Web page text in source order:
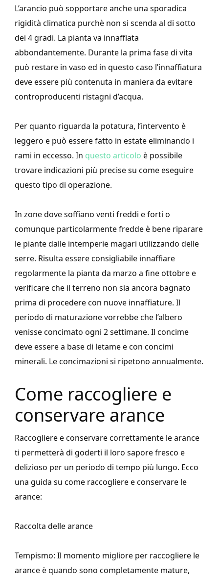
L’arancio può sopportare anche una sporadica
rigidità climatica purchè non si scenda al di sotto
dei 4 gradi. La pianta va innaffiata
abbondantemente. Durante la prima fase di vita
può restare in vaso ed in questo caso l’innaffiatura
deve essere più contenuta in maniera da evitare
controproducenti ristagni d’acqua.
Per quanto riguarda la potatura, l’intervento è
leggero e può essere fatto in estate eliminando i
rami in eccesso. In questo articolo è possibile
trovare indicazioni più precise su come eseguire
questo tipo di operazione.
In zone dove soffiano venti freddi e forti o
comunque particolarmente fredde è bene riparare
le piante dalle intemperie magari utilizzando delle
serre. Risulta essere consigliabile innaffiare
regolarmente la pianta da marzo a fine ottobre e
verificare che il terreno non sia ancora bagnato
prima di procedere con nuove innaffiature. Il
periodo di maturazione vorrebbe che l’albero
venisse concimato ogni 2 settimane. Il concime
deve essere a base di letame e con concimi
minerali. Le concimazioni si ripetono annualmente.
Come raccogliere e
conservare arance
Raccogliere e conservare correttamente le arance
ti permetterà di goderti il loro sapore fresco e
delizioso per un periodo di tempo più lungo. Ecco
una guida su come raccogliere e conservare le
arance:
Raccolta delle arance
Tempismo: Il momento migliore per raccogliere le
arance è quando sono completamente mature,